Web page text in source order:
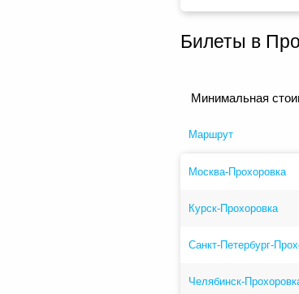
Билеты в
Минимальная
Маршрут
Москва-Прохоровка
Курск-Прохоровка
Санкт-Петербург-
Челябинск-